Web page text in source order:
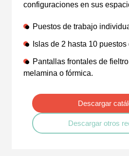
configuraciones en sus
Puestos de trabajo
Islas de 2 hasta 10 puestos
Pantallas frontales de
melamina o fórmica.
Descargar
Descargar otros